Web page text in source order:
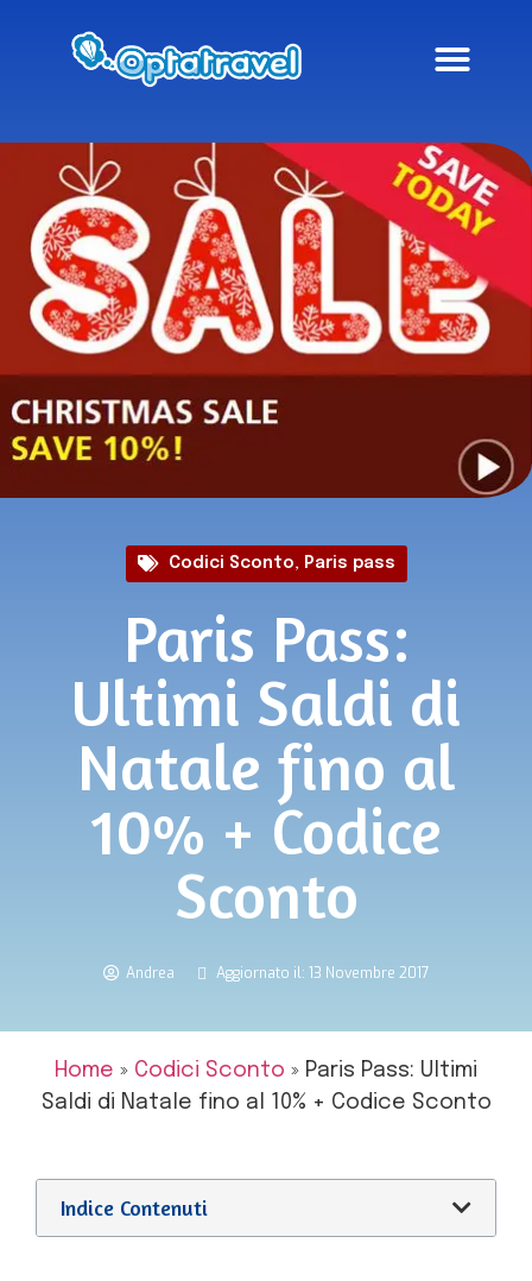
Codici Sconto, Paris pass
Paris Pass:
Ultimi Saldi di
Natale fino al
10% + Codice
Sconto
Andrea Aggiornato il: 13 Novembre 2017
Home » Codici Sconto » Paris Pass: Ultimi
Saldi di Natale fino al 10% + Codice Sconto
Indice Contenuti